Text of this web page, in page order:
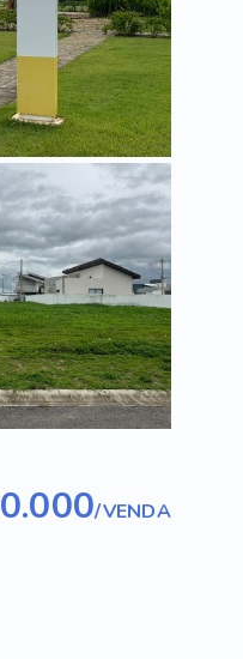
/VENDA